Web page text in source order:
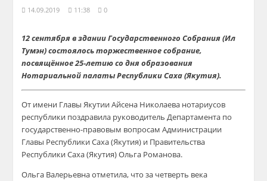
14.09.2019 11:38 0
12 сентября в здании Государственного Собрания (Ил
Тумэн) состоялось торжественное собрание,
посвящённое 25-летию со дня образования
Нотариальной палаты Республики Саха (Якутия).
От имени Главы Якутии Айсена Николаева нотариусов
республики поздравила руководитель Департамента по
государственно-правовым вопросам Администрации
Главы Республики Саха (Якутия) и Правительства
Республики Саха (Якутия)Ольга Романова.
Ольга Валерьевнаотметила, что за четверть века